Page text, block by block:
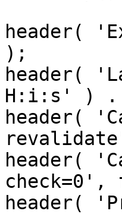
header(
);
header(
H:i:s' ) .
header(
header(
header(